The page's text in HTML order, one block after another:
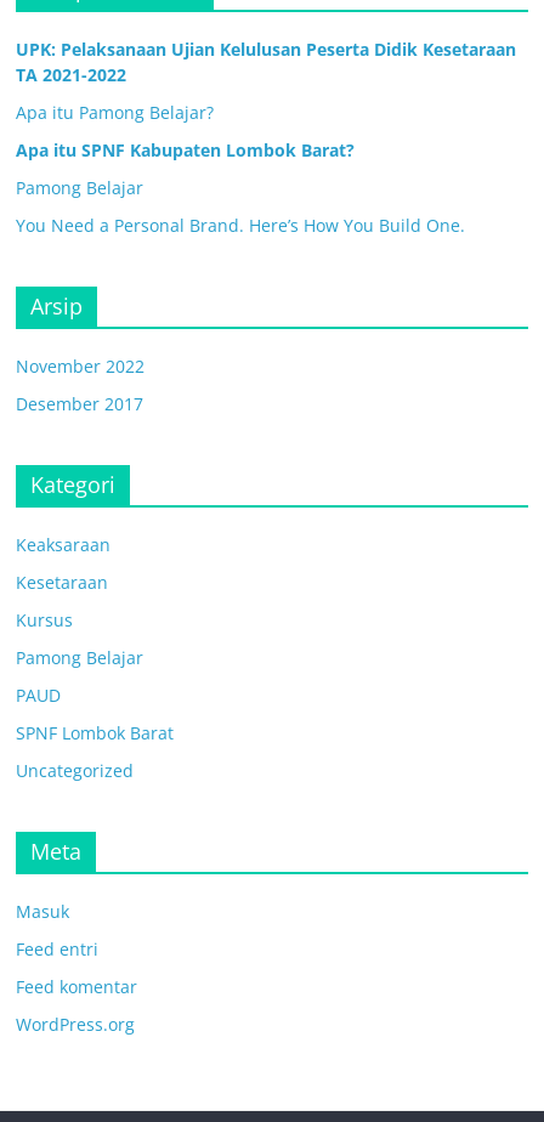
UPK: Pelaksanaan Ujian Kelulusan Peserta Didik Kesetaraan
TA 2021-2022
Apa itu Pamong Belajar?
Apa itu SPNF Kabupaten Lombok Barat?
Pamong Belajar
You Need a Personal Brand. Here’s How You Build One.
Arsip
November 2022
Desember 2017
Kategori
Keaksaraan
Kesetaraan
Kursus
Pamong Belajar
PAUD
SPNF Lombok Barat
Uncategorized
Meta
Masuk
Feed entri
Feed komentar
WordPress.org